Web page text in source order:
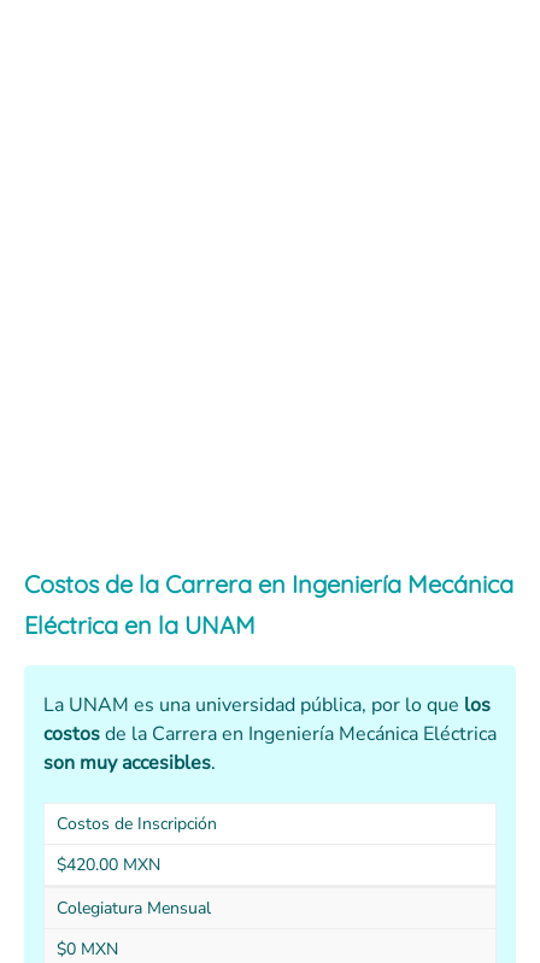
Costos de la Carrera en Ingeniería Mecánica
Eléctrica en la UNAM
La UNAM es una universidad pública, por lo que los
costosde la Carrera en Ingeniería Mecánica Eléctrica
son muy accesibles.
Costos de Inscripción
$420.00 MXN
Colegiatura Mensual
$0 MXN